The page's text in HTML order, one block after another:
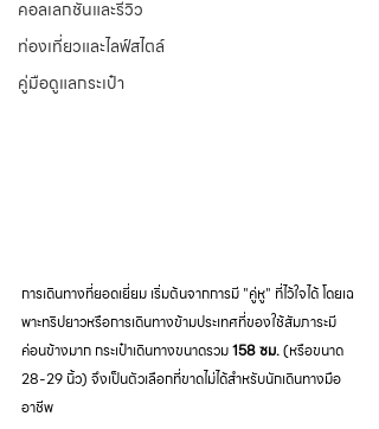
คอลเลกชันและรีวิว
ท่องเที่ยวและไลฟ์สไตล์
คู่มือดูแลกระเป๋า
การเดินทางที่ยอดเยี่ยม เริ่มต้นจากการมี "คู่หู" ที่ไว้ใจได้ โดยเฉ
พาะทริปยาวหรือการเดินทางข้ามประเทศที่ของใช้สัมภาระมี
ค่อนข้างมาก กระเป๋าเดินทางขนาดรวม 158 ซม. (หรือขนาด
28-29 นิ้ว) จึงเป็นตัวเลือกที่ขาดไม่ได้สำหรับนักเดินทางมือ
อาชีพ